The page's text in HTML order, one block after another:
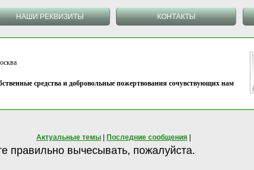
НАШИ РЕКВИЗИТЫ КОНТАКТЫ
средства и добровольные пожертвования сочувствующих нам
Актуальные темы Последние сообщения
правильно вычесывать, пожалуйста.